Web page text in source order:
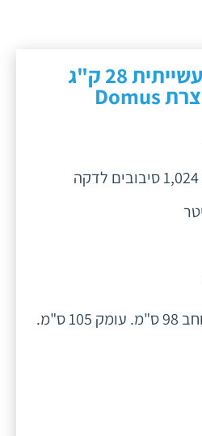
מכונת כביסה תעשייתית 28 ק"ג
1,024 סיבובים לדקה
רוחב 98 ס"מ. עומק 105 ס"מ.